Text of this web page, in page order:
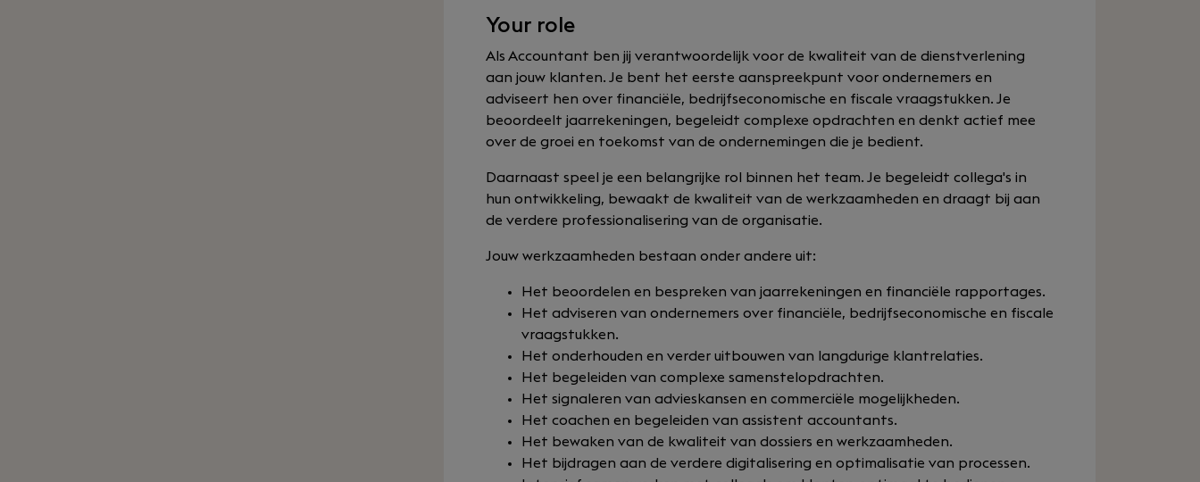
Your role
Als Accountant ben jij verantwoordelijk voor de kwaliteit van de dienstverlening
aan jouw klanten. Je bent het eerste aanspreekpunt voor ondernemers en
adviseert hen over financiële, bedrijfseconomische en fiscale vraagstukken. Je
beoordeelt jaarrekeningen, begeleidt complexe opdrachten en denkt actief mee
over de groei en toekomst van de ondernemingen die je bedient.
Daarnaast speel je een belangrijke rol binnen het team. Je begeleidt collega's in
hun ontwikkeling, bewaakt de kwaliteit van de werkzaamheden en draagt bij aan
de verdere professionalisering van de organisatie.
Jouw werkzaamheden bestaan onder andere uit:
Het beoordelen en bespreken van jaarrekeningen en financiële rapportages.
Het adviseren van ondernemers over financiële, bedrijfseconomische en fiscale
vraagstukken.
Het onderhouden en verder uitbouwen van langdurige klantrelaties.
Het begeleiden van complexe samenstelopdrachten.
Het signaleren van advieskansen en commerciële mogelijkheden.
Het coachen en begeleiden van assistent accountants.
Het bewaken van de kwaliteit van dossiers en werkzaamheden.
Het bijdragen aan de verdere digitalisering en optimalisatie van processen.